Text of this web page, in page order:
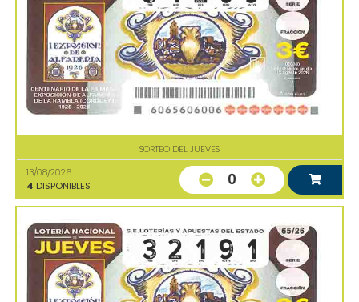
SORTEO DEL JUEVES
13/08/2026
4 DISPONIBLES 0